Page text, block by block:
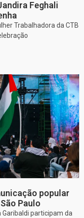
Feghali
Trabalhadora da CTB
popular
Paulo
Garibaldi participam da